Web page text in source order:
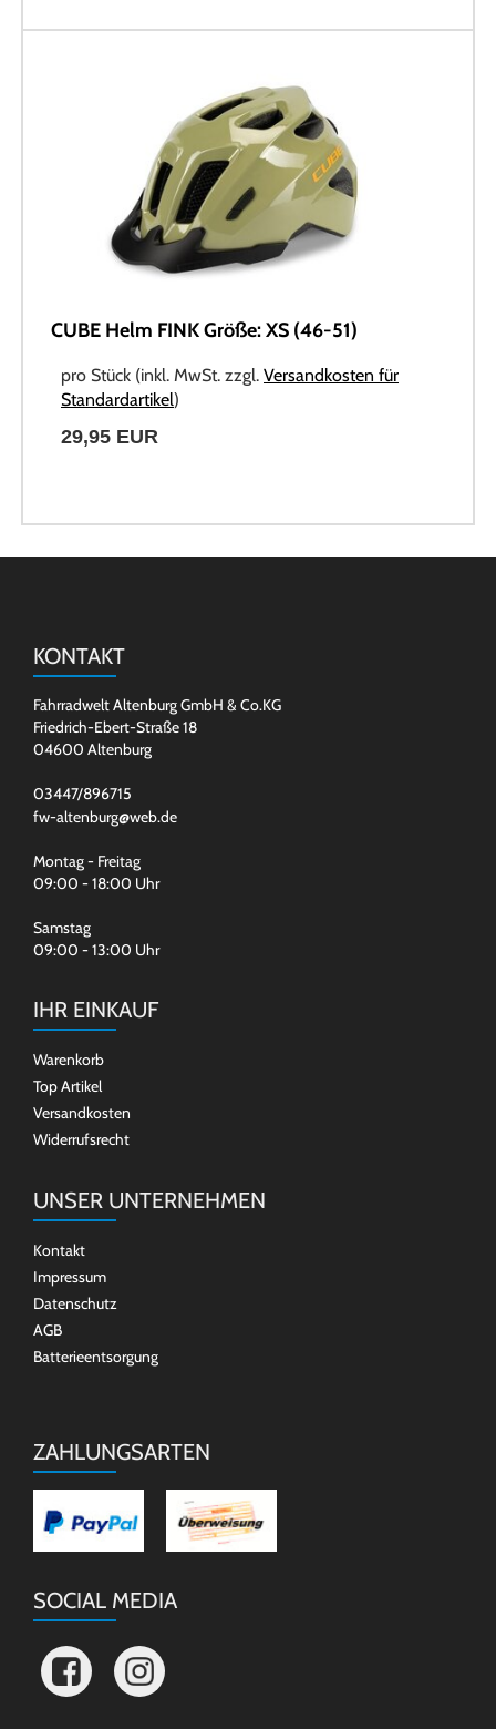
CUBE Helm FINK Größe: XS (46-51)
pro Stück (inkl. MwSt. zzgl. Versandkosten für
Standardartikel)
29,95 EUR
KONTAKT
Fahrradwelt Altenburg GmbH & Co.KG
Friedrich-Ebert-Straße 18
04600 Altenburg
03447/896715
fw-altenburg@web.de
Montag - Freitag
09:00 - 18:00 Uhr
Samstag
09:00 - 13:00 Uhr
IHR EINKAUF
Warenkorb
Top Artikel
Versandkosten
Widerrufsrecht
UNSER UNTERNEHMEN
Kontakt
Impressum
Datenschutz
AGB
Batterieentsorgung
ZAHLUNGSARTEN
SOCIAL MEDIA